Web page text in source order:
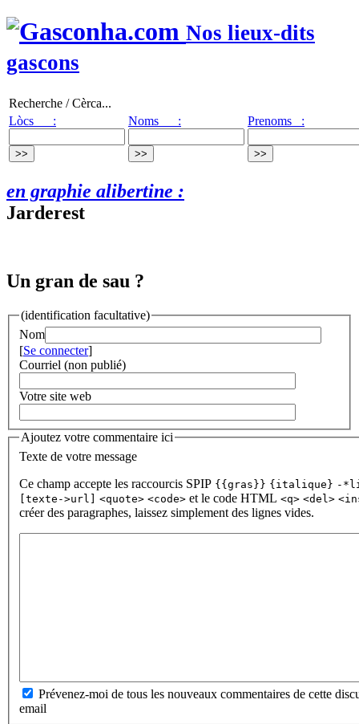
Nos lieux-dits
gascons
Recherche / Cèrca...
Lòcs :
Noms : Prenoms :
en graphie alibertine :
Jarderest
Un gran de sau ?
(identification facultative)
Nom
[Se connecter]
Courriel (non publié)
Votre site web
Ajoutez votre commentaire ici
Texte de votre message
Ce champ accepte les raccourcis SPIP {{gras}} {italique} -
[texte->url] <quote> <code> et le code HTML <q> <del>
créer des paragraphes, laissez simplement des lignes vides.
Prévenez-moi de tous les nouveaux commentaires de cette
email